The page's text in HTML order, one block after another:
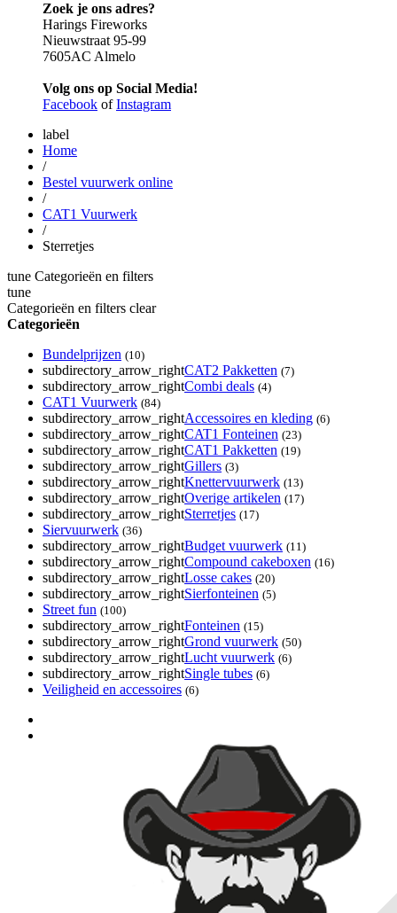
Zoek je ons adres?
Harings Fireworks
Nieuwstraat 95-99
7605AC Almelo
Volg ons op Social Media!
Facebook ofInstagram
label
Home
/
Bestel vuurwerk online
/
CAT1 Vuurwerk
/
Sterretjes
tune Categorieën en filters
tune
Categorieën en filters clear
Categorieën
Bundelprijzen (10)
subdirectory_arrow_rightCAT2 Pakketten (7)
subdirectory_arrow_rightCombi deals (4)
CAT1 Vuurwerk (84)
subdirectory_arrow_rightAccessoires en kleding (6)
subdirectory_arrow_rightCAT1 Fonteinen (23)
subdirectory_arrow_rightCAT1 Pakketten (19)
subdirectory_arrow_rightGillers (3)
subdirectory_arrow_rightKnettervuurwerk (13)
subdirectory_arrow_rightOverige artikelen (17)
subdirectory_arrow_rightSterretjes (17)
Siervuurwerk (36)
subdirectory_arrow_rightBudget vuurwerk (11)
subdirectory_arrow_rightCompound cakeboxen (16)
subdirectory_arrow_rightLosse cakes (20)
subdirectory_arrow_rightSierfonteinen (5)
Street fun (100)
subdirectory_arrow_rightFonteinen (15)
subdirectory_arrow_rightGrond vuurwerk (50)
subdirectory_arrow_rightLucht vuurwerk (6)
subdirectory_arrow_rightSingle tubes (6)
Veiligheid en accessoires (6)